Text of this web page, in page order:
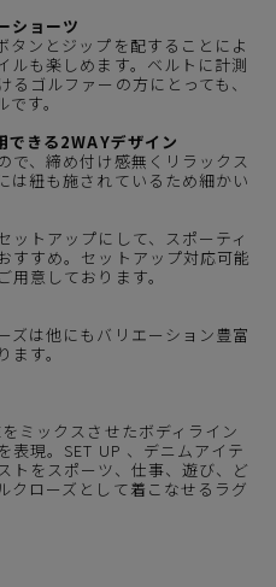
ショーツ
タンとジップを配することによ
ルも楽しめます。ベルトに計測
ゴルファーの方にとっても、
す。
できる2WAYデザイン
で、締め付け感無くリラックス
は紐も施されているため細かい
ットアップにして、スポーティ
すすめ。セットアップ対応可能
意しております。
ズは他にもバリエーション豊富
す。
をミックスさせたボディライン
表現。SET UP 、デニムアイテ
トをスポーツ、仕事、遊び、ど
クローズとして着こなせるラグ